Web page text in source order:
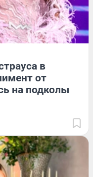
в
от
на подколы